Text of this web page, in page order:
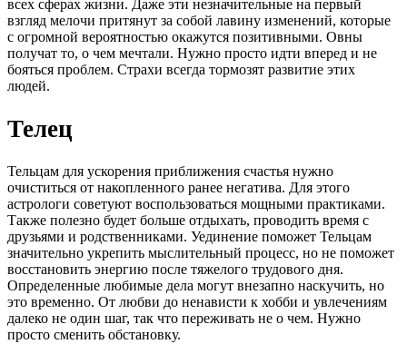
всех сферах жизни. Даже эти незначительные на первый
взгляд мелочи притянут за собой лавину изменений, которые
с огромной вероятностью окажутся позитивными. Овны
получат то, о чем мечтали. Нужно просто идти вперед и не
бояться проблем. Страхи всегда тормозят развитие этих
людей.
Телец
Тельцам для ускорения приближения счастья нужно
очиститься от накопленного ранее негатива. Для этого
астрологи советуют воспользоваться мощными практиками.
Также полезно будет больше отдыхать, проводить время с
друзьями и родственниками. Уединение поможет Тельцам
значительно укрепить мыслительный процесс, но не поможет
восстановить энергию после тяжелого трудового дня.
Определенные любимые дела могут внезапно наскучить, но
это временно. От любви до ненависти к хобби и увлечениям
далеко не один шаг, так что переживать не о чем. Нужно
просто сменить обстановку.